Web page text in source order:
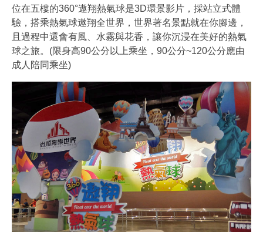
位在五樓的360°遨翔熱氣球是3D環景影片，採站立式體
驗，搭乘熱氣球遨翔全世界，世界著名景點就在你腳邊，
且過程中還會有風、水霧與花香，讓你沉浸在美好的熱氣
球之旅。(限身高90公分以上乘坐，90公分~120公分應由
成人陪同乘坐)